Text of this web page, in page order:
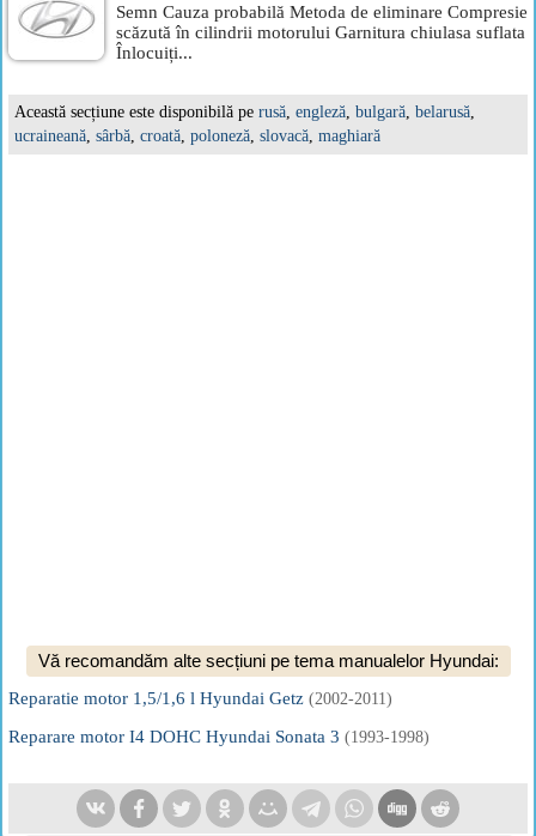
Semn Cauza probabilă Metoda de eliminare Compresie
scăzută în cilindrii motorului Garnitura chiulasa suflata
Înlocuiți...
Această secțiune este disponibilă pe rusă, engleză, bulgară, belarusă,
ucraineană, sârbă, croată, poloneză, slovacă, maghiară
Vă recomandăm alte secțiuni pe tema manualelor Hyundai:
Reparatie motor 1,5/1,6 l Hyundai Getz (2002-2011)
Reparare motor I4 DOHC Hyundai Sonata 3 (1993-1998)